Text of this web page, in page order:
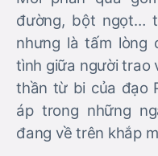
đường, bột ngọt…
nhưng là tấm lòng
tình giữa người trao
thần từ bi của đạo
áp trong những
đang về trên khắp